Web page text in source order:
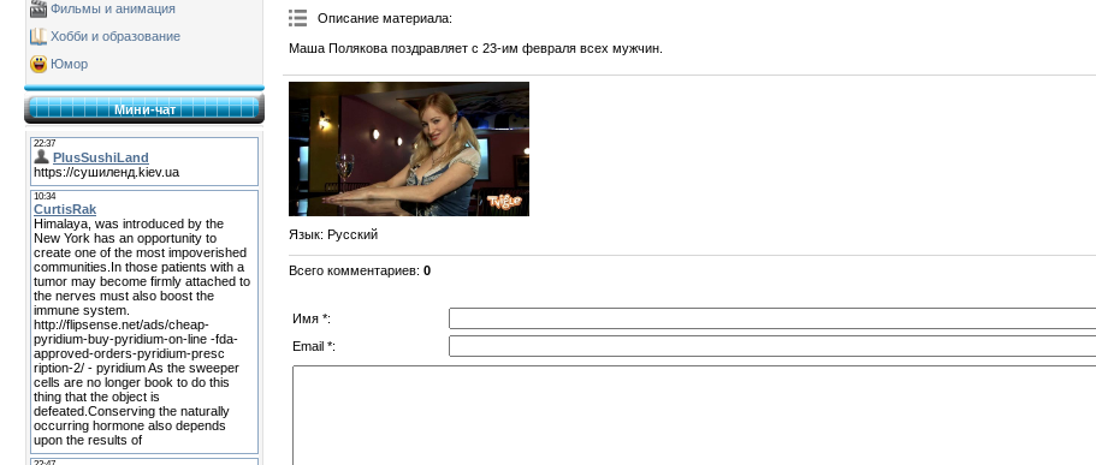
Фильмы и анимация
Хобби и образование
Юмор
Мини-чат
Описание материала:
Маша Полякова поздравляет с 23-им февраля всех мужчин.
Язык: Русский
Всего комментариев: 0
Имя *:
Email *: